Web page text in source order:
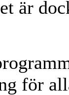
är
för